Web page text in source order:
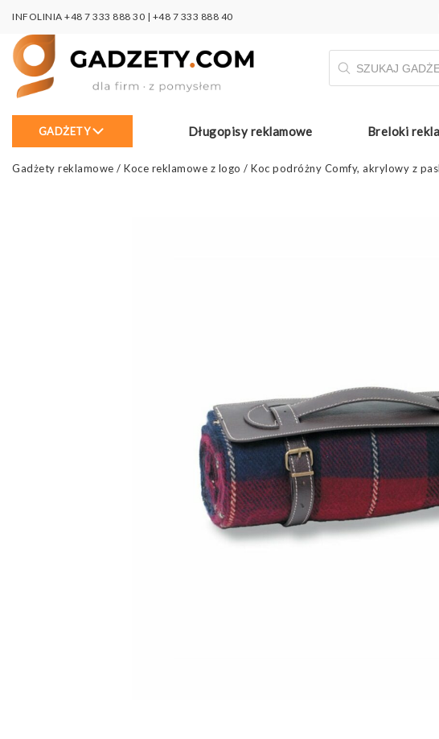
INFOLINIA +48 7 333 888 30 | +48 7 333 888 40
Wyszukiwarka
produktów
GADŻETY Długopisy reklamowe Breloki
Gadżety reklamowe / Koce reklamowe z logo / Koc podróżny Comfy, akrylowy z